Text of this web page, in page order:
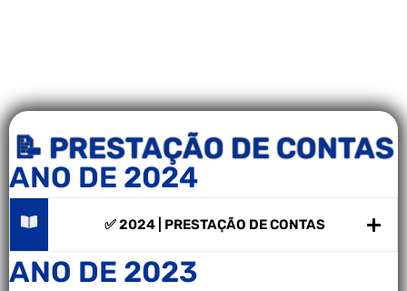
📝 PRESTAÇÃO DE CONTAS
ANO DE 2024
✅ 2024 | PRESTAÇÃO DE CONTAS
ANO DE 2023